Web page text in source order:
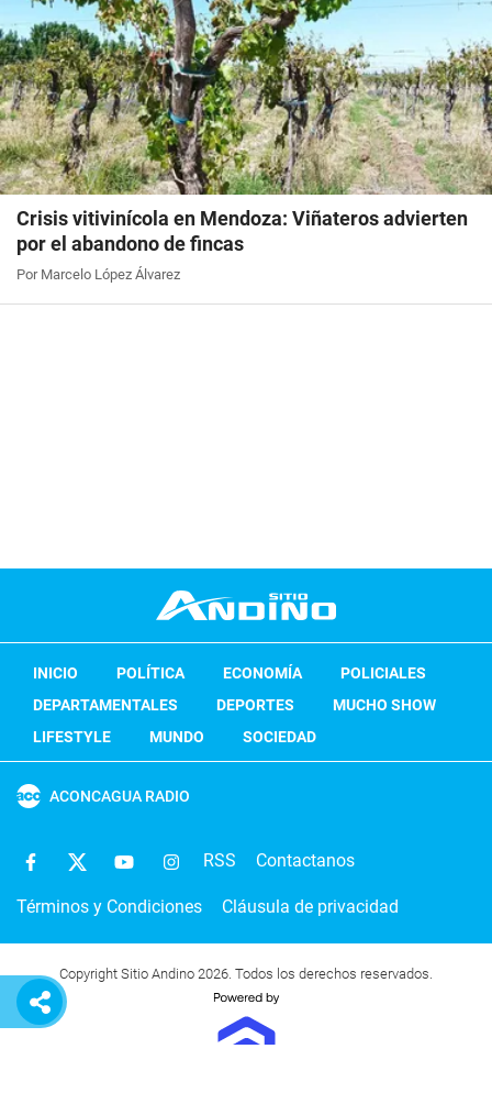
Crisis vitivinícola en Mendoza: Viñateros advierten
por el abandono de fincas
Por Marcelo López Álvarez
INICIO POLÍTICA ECONOMÍA
POLICIALES
DEPARTAMENTALES
DEPORTES
MUCHO SHOW
LIFESTYLE
MUNDO SOCIEDAD
ACONCAGUA RADIO
RSS Contactanos
Términos y Condiciones Cláusula de privacidad
Copyright Sitio Andino 2026. Todos los derechos reservados.